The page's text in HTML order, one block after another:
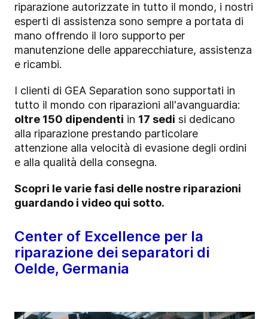
riparazione autorizzate in tutto il mondo, i nostri
esperti di assistenza sono sempre a portata di
mano offrendo il loro supporto per
manutenzione delle apparecchiature, assistenza
e ricambi.
I clienti di GEA Separation sono supportati in
tutto il mondo con riparazioni all'avanguardia:
oltre 150 dipendenti in 17 sedi si dedicano
alla riparazione prestando particolare
attenzione alla velocità di evasione degli ordini
e alla qualità della consegna.
Scopri le varie fasi delle nostre riparazioni
guardando i video qui sotto.
Center of Excellence per la
riparazione dei separatori di
Oelde, Germania